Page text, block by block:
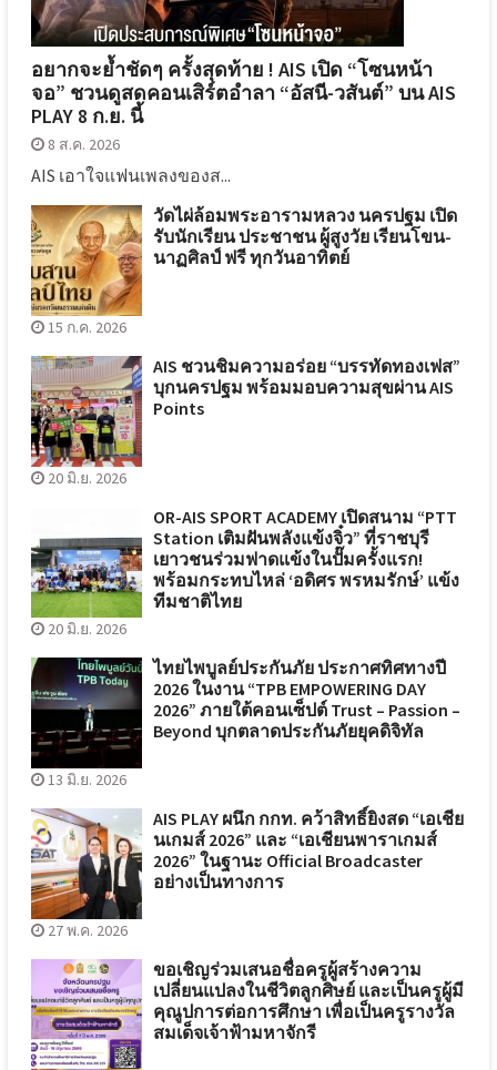
อยากจะย้ำชัดๆ ครั้งสุดท้าย ! AIS เปิด “โซนหน้า
จอ” ชวนดูสดคอนเสิร์ตอำลา “อัสนี-วสันต์” บน AIS
PLAY 8 ก.ย. นี้
8 ส.ค. 2026
AIS เอาใจแฟนเพลงของส...
วัดไผ่ล้อมพระอารามหลวง นครปฐม เปิด
รับนักเรียน ประชาชน ผู้สูงวัย เรียนโขน-
นาฏศิลป์ ฟรี ทุกวันอาทิตย์
15 ก.ค. 2026
AIS ชวนชิมความอร่อย “บรรทัดทองเฟส”
บุกนครปฐม พร้อมมอบความสุขผ่าน AIS
Points
20 มิ.ย. 2026
OR-AIS SPORT ACADEMY เปิดสนาม “PTT
Station เติมฝันพลังแข้งจิ๋ว” ที่ราชบุรี
เยาวชนร่วมฟาดแข้งในปั๊มครั้งแรก!
พร้อมกระทบไหล่ ‘อดิศร พรหมรักษ์’ แข้ง
ทีมชาติไทย
20 มิ.ย. 2026
ไทยไพบูลย์ประกันภัย ประกาศทิศทางปี
2026 ในงาน “TPB EMPOWERING DAY
2026” ภายใต้คอนเซ็ปต์ Trust – Passion –
Beyond บุกตลาดประกันภัยยุคดิจิทัล
13 มิ.ย. 2026
AIS PLAY ผนึก กกท. คว้าสิทธิ์ยิงสด “เอเชีย
นเกมส์ 2026” และ “เอเชียนพาราเกมส์
2026” ในฐานะ Official Broadcaster
อย่างเป็นทางการ
27 พ.ค. 2026
ขอเชิญร่วมเสนอชื่อครูผู้สร้างความ
เปลี่ยนแปลงในชีวิตลูกศิษย์ และเป็นครูผู้มี
คุณูปการต่อการศึกษา เพื่อเป็นครูรางวัล
สมเด็จเจ้าฟ้ามหาจักรี